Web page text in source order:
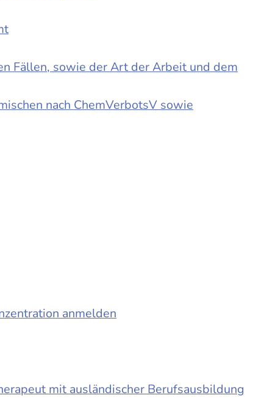
Fällen, sowie der Art der Arbeit und dem
nach ChemVerbotsV sowie
anmelden
mit ausländischer Berufsausbildung